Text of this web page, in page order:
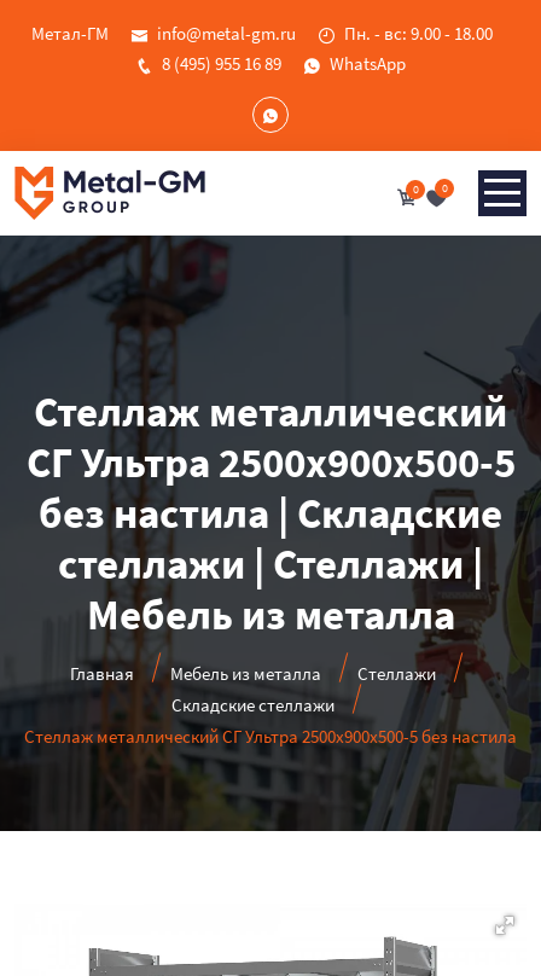
Метал-ГМ info@metal-gm.ru
Пн. - вс: 9.00 - 18.00
8 (495) 955 16 89
WhatsApp
0 0
Стеллаж металлический
СГ Ультра 2500x900x500-5
без настила | Складские
стеллажи | Стеллажи |
Мебель из металла
Главная Мебель из металла
Стеллажи
Складские стеллажи
Стеллаж металлический СГ Ультра 2500x900x500-5 без настила